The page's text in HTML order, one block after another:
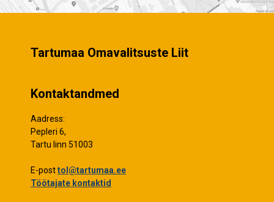
Tartumaa Omavalitsuste Liit
Kontaktandmed
Aadress:
Pepleri 6,
Tartu linn 51003
E-posttol@tartumaa.ee
Töötajate kontaktid